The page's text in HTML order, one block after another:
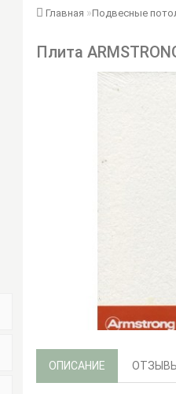
Главная Подвесные
Плита
ОПИСАНИЕ ОТЗЫВЫ